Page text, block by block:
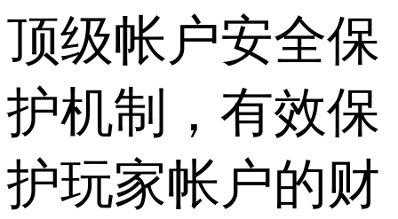
顶级帐户安全保
护机制，有效保
护玩家帐户的财